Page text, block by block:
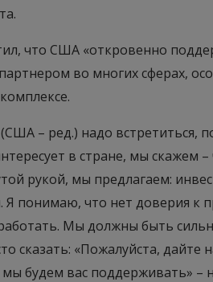
что США «откровенно
во многих сферах,
– ред.) надо встретиться,
в стране, мы
рукой, мы предлагаем:
понимаю, что нет доверия к
Мы должны быть
сказать: «Пожалуйста, дайте
будем вас поддерживать» –